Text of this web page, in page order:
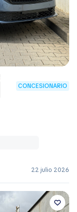
CONCESIONARIO
22 julio 2026